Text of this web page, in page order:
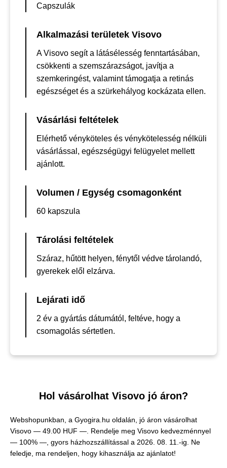
Capszulák
Alkalmazási területek Visovo
A Visovo segít a látásélesség fenntartásában,
csökkenti a szemszárazságot, javítja a
szemkeringést, valamint támogatja a retinás
egészséget és a szürkehályog kockázata ellen.
Vásárlási feltételek
Elérhető vényköteles és vénykötelesség nélküli
vásárlással, egészségügyi felügyelet mellett
ajánlott.
Volumen / Egység csomagonként
60 kapszula
Tárolási feltételek
Száraz, hűtött helyen, fénytől védve tárolandó,
gyerekek elől elzárva.
Lejárati idő
2 év a gyártás dátumától, feltéve, hogy a
csomagolás sértetlen.
Hol vásárolhat Visovo jó áron?
Webshopunkban, a Gyogira.hu oldalán, jó áron vásárolhat
Visovo — 49.00 HUF — . Rendelje meg Visovo kedvezménnyel
— 100% —, gyors házhozszállítással a 2026. 08. 11.-ig. Ne
feledje, ma rendeljen, hogy kihasználja az ajánlatot!